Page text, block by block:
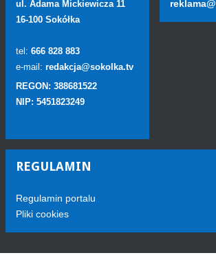
ul. Adama Mickiewicza 11
16-100 Sokółka
tel: 666 828 883
e-mail: redakcja@sokolka.tv
REGON: 388681522
NIP: 5451823249
REGULAMIN
Regulamin portalu
Pliki cookies